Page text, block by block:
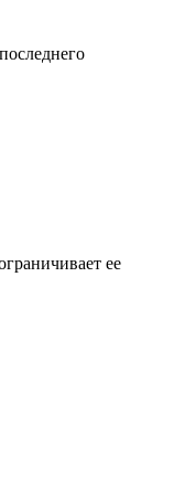
ее